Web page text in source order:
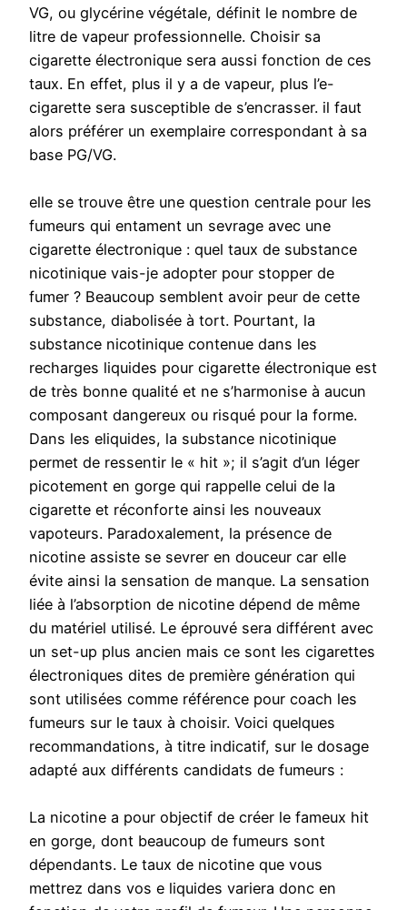
VG, ou glycérine végétale, définit le nombre de
litre de vapeur professionnelle. Choisir sa
cigarette électronique sera aussi fonction de ces
taux. En effet, plus il y a de vapeur, plus l’e-
cigarette sera susceptible de s’encrasser. il faut
alors préférer un exemplaire correspondant à sa
base PG/VG.
elle se trouve être une question centrale pour les
fumeurs qui entament un sevrage avec une
cigarette électronique : quel taux de substance
nicotinique vais-je adopter pour stopper de
fumer ? Beaucoup semblent avoir peur de cette
substance, diabolisée à tort. Pourtant, la
substance nicotinique contenue dans les
recharges liquides pour cigarette électronique est
de très bonne qualité et ne s’harmonise à aucun
composant dangereux ou risqué pour la forme.
Dans les eliquides, la substance nicotinique
permet de ressentir le « hit »; il s’agit d’un léger
picotement en gorge qui rappelle celui de la
cigarette et réconforte ainsi les nouveaux
vapoteurs. Paradoxalement, la présence de
nicotine assiste se sevrer en douceur car elle
évite ainsi la sensation de manque. La sensation
liée à l’absorption de nicotine dépend de même
du matériel utilisé. Le éprouvé sera différent avec
un set-up plus ancien mais ce sont les cigarettes
électroniques dites de première génération qui
sont utilisées comme référence pour coach les
fumeurs sur le taux à choisir. Voici quelques
recommandations, à titre indicatif, sur le dosage
adapté aux différents candidats de fumeurs :
La nicotine a pour objectif de créer le fameux hit
en gorge, dont beaucoup de fumeurs sont
dépendants. Le taux de nicotine que vous
mettrez dans vos e liquides variera donc en